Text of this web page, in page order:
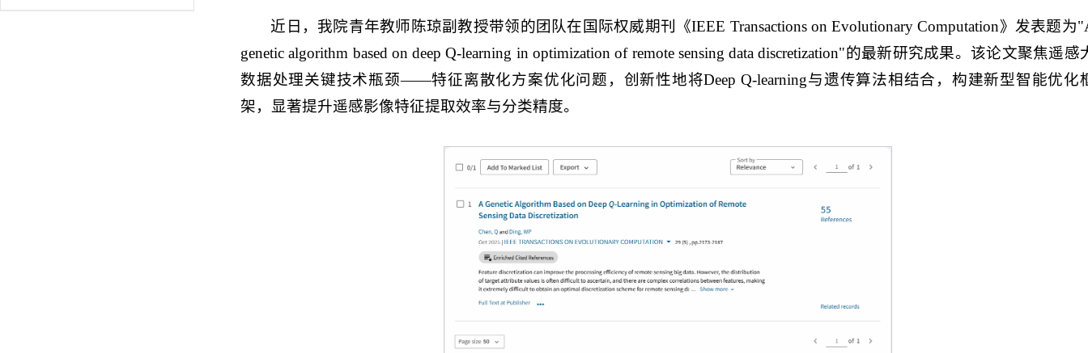
近日，我院青年教师陈琼副教授带领的团队在国际权威期刊《IEEE Transactions on Evolutionary Computation》发表题为
genetic algorithm based on deep Q-learning in optimization of remote sensing data discretization"的最新研究成果。该论文聚焦遥感
数据处理关键技术瓶颈——特征离散化方案优化问题，创新性地将Deep Q-learning与遗传算法相结合，构建新型智能优化
架，显著提升遥感影像特征提取效率与分类精度。